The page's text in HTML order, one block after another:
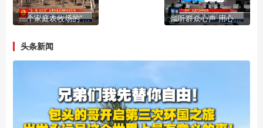
一个家庭农牧场的“循环账本” 倾听群众心声 用心擦亮包头文旅名片
头条新闻